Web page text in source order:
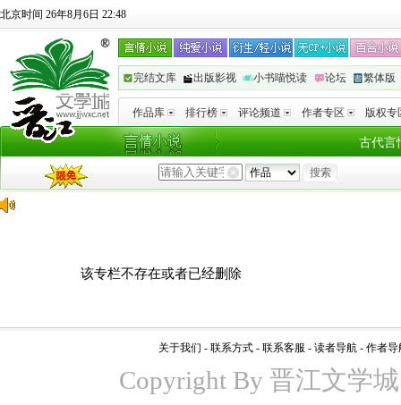
北京时间 26年8月6日 22:48
完结文库 出版影视 小书喵悦读 论坛 繁体版
作品库 排行榜 评论频道 作者专区 版权专
古代言
该专栏不存在或者已经删除
关于我们 - 联系方式 - 联系客服 - 读者导航 - 作者导
Copyright By 晋江文学